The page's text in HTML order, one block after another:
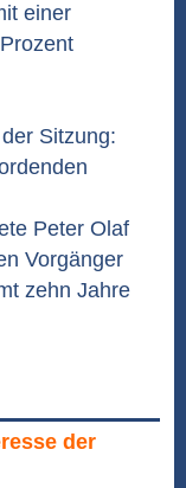
einer
Sitzung:
Peter Olaf
Vorgänger
zehn Jahre
der